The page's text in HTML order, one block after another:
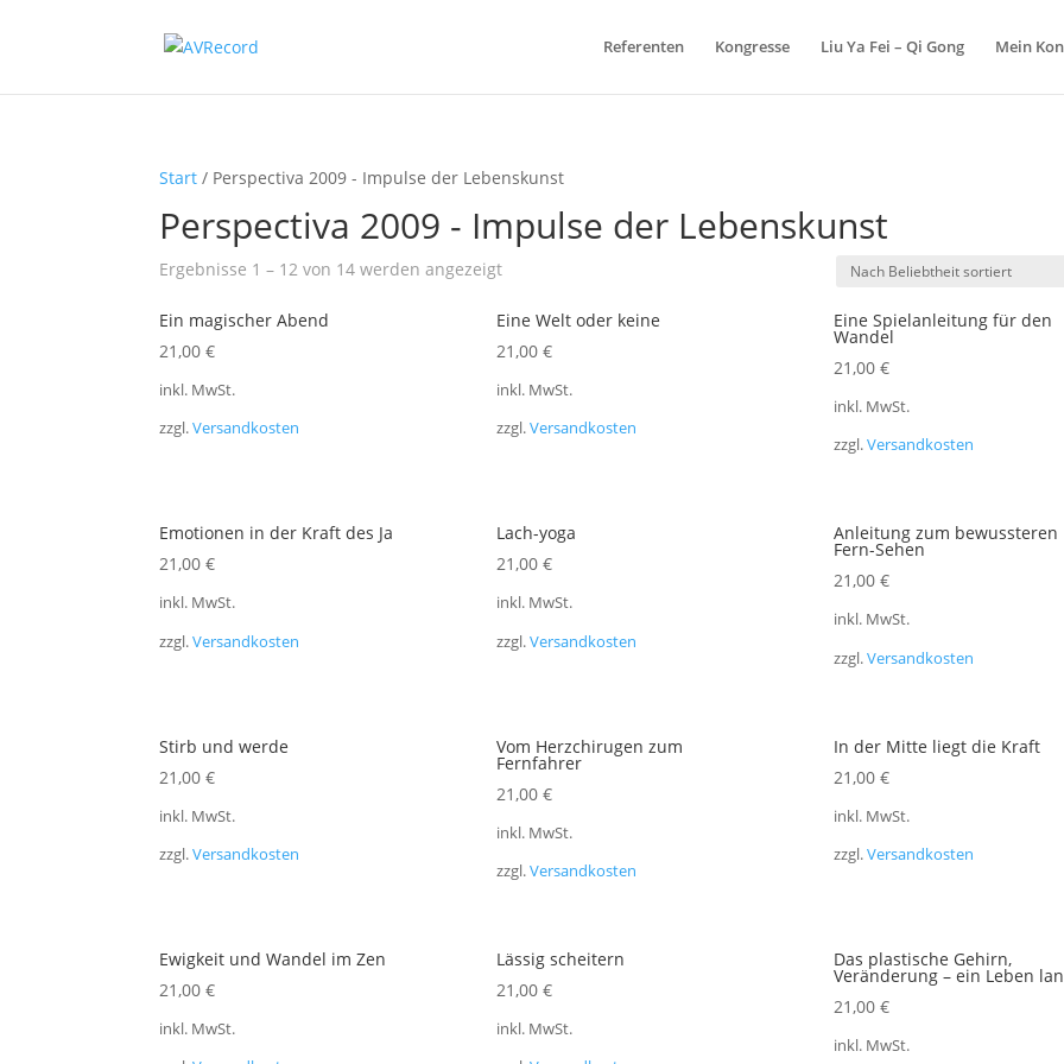
Referenten Kongresse Liu Ya Fei – Qi Gong Mein
Start / Perspectiva 2009 - Impulse der Lebenskunst
Perspectiva 2009 - Impulse der Lebenskunst
Ergebnisse 1 – 12 von 14 werden angezeigtNach
sortiert
Ein magischer Abend
21,00€
inkl. MwSt.
zzgl.Versandkosten
Eine Welt oder keine
21,00 €
inkl. MwSt.
zzgl.Versandkosten
Eine Spielanleitung für den
Wandel
21,00 €
inkl. MwSt.
zzgl.Versandkosten
Emotionen in der Kraft des Ja
21,00€
inkl. MwSt.
zzgl.Versandkosten
Lach-yoga
21,00 €
inkl. MwSt.
zzgl.Versandkosten
Anleitung zum bewussteren
Fern-Sehen
21,00 €
inkl. MwSt.
zzgl.Versandkosten
Stirb und werde
21,00€
inkl. MwSt.
zzgl.Versandkosten
Vom Herzchirugen zum
Fernfahrer
21,00 €
inkl. MwSt.
zzgl.Versandkosten
In der Mitte liegt die Kraft
21,00 €
inkl. MwSt.
zzgl.Versandkosten
Ewigkeit und Wandel im Zen
21,00€
inkl. MwSt.
Lässig scheitern
21,00 €
inkl. MwSt.
Das plastische Gehirn,
Veränderung – ein Leben
21,00 €
inkl. MwSt.